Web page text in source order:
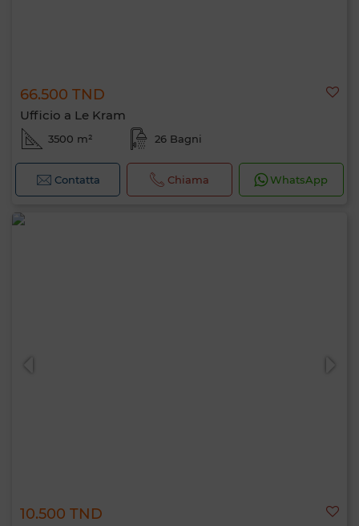
66.500 TND
Ufficio a Le Kram
3500 m² 26 Bagni
Contatta Chiama WhatsApp
10.500 TND